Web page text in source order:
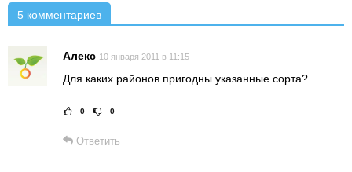
5 комментариев
Алекс 10 января 2011 в 11:15
Для каких районов пригодны указанные сорта?
Рейтинг статьи:
0 0
Ответить